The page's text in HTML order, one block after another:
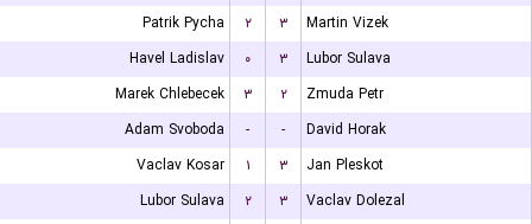
Patrik Pycha
۲ ۳
Martin Vizek
Havel Ladislav
۰ ۳
Lubor Sulava
Marek Chlebecek
۳ ۲
Zmuda Petr
Adam Svoboda
- -
David Horak
Vaclav Kosar
۱ ۳
Jan Pleskot
Lubor Sulava
۲ ۳
Vaclav Dolezal